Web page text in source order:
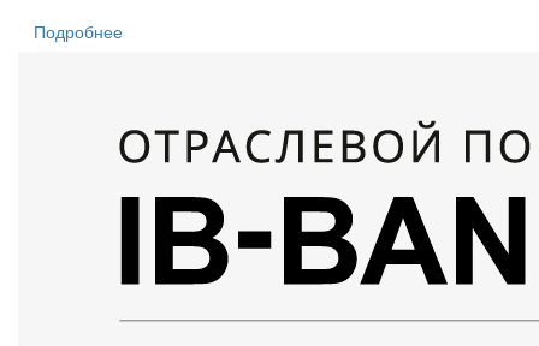
Подробнее